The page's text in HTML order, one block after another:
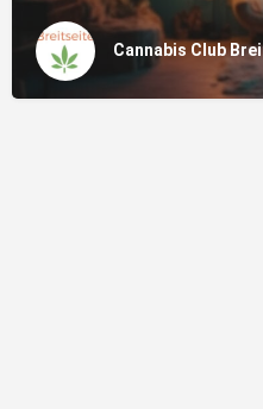
Cannabis Club